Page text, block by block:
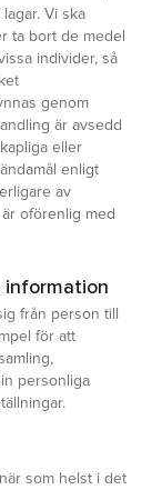
Vi ska
ta bort de medel
individer, så
genom
är avsedd
eller
enligt
av
oförenlig med
information
från person till
för att
personliga
som helst i det